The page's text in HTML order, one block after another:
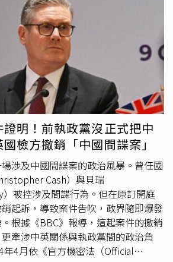
。」佛蘭西絲科表示，她也沒有全盤
覆，但ChatGPT仍然給她帶來許多啟
反覆與她溝通後提升了對她的了解，
化為更精簡、更有趣的語言－－也更
，當她發現自己遇見了真心著迷的對
，每一句話都要向ChatGPT尋求
跟ChatGPT約會，而兩人真正面對面時
時，她才意識到自己已經迷失在虛擬
清楚自己做得太過火了，但那時我感
我不知道該如何擺脫它，我甚至不知
份和這個人交談了。」關係科學領域
（Paul C Brunson）指出，AI作為
助人們建立聯繫，但過度依賴它來溝
他建議雙方盡快見面，因為唯有面對
雙方相處時是否有化學反應，而這是
，「聊天詐騙」反映了現代人約會疲
體提供了一個幾乎擁有無限選擇的市
一種快速吸引他人注意力的捷徑。然
對他們的影視計畫享有優先審核
對梅根與哈利王子的關注熱度逐漸
調，這份新約「正是一段成熟合作關
比喻為歐巴馬夫婦（Barack and
年創立的「高地製片公司」
）與Netflix的合作模式。
，」她解釋，「除了能優先向Netflix提
的平台作品找到新的家。」這位曾在
照律師》（Suits）中飾演瑞秋·贊
角長達7季（2011–2018年）的前女
系列2分鐘食譜短片，並將在非
為其品牌「As Ever」的延伸內容。
套組與花卉灑料，並強調「生活美學
創業初衷時，梅根笑言，過去5年她多
Birkenstock）待在家裡，「那時不
做很多果醬的媽媽」。她說，「As
事業，是很自然的發展。被問及真人
》（With Love, Meghan）是否會推
明！前執政黨沒正式把中
檢方撤銷「中國間諜案」
涉及中國間諜案的政治風暴。曾任國
Cash）與貝瑞
）被控涉及間諜行為。但在原訂開庭
起訴，導致案件告吹，政界隨即爆發
根據《BBC》報導，這起案件的撤銷
牽涉中英關係與執政黨間的政治角
4月依《官方機密法（Official